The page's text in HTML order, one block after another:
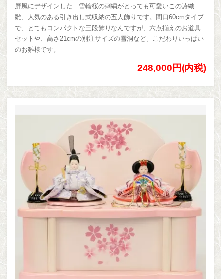
屏風にデザインした、雪輪桜の刺繍がとっても可愛いこの詩織
雛、人気のある引き出し式収納の五人飾りです。間口60cmタイプ
で、とてもコンパクトな三段飾りなんですが、六点揃えのお道具
セットや、高さ21cmの別注サイズの雪洞など、こだわりいっぱい
のお雛様です。
248,000円(内税)